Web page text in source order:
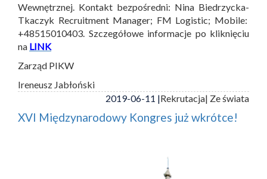
Wewnętrznej. Kontakt bezpośredni: Nina Biedrzycka-
Tkaczyk Recruitment Manager; FM Logistic; Mobile:
+48515010403. Szczegółowe informacje po kliknięciu
na LINK
Zarząd PIKW
Ireneusz Jabłoński
2019-06-11 |Rekrutacja| Ze świata
XVI Międzynarodowy Kongres już wkrótce!